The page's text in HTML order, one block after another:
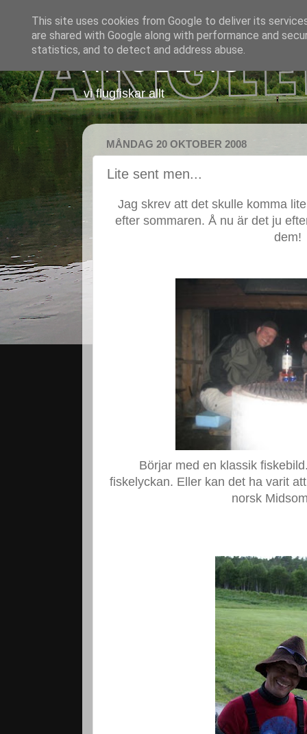
A N G L E R S
vi flugfiskar allt
MÅNDAG 20 OKTOBER 2008
Lite sent men...
Jag skrev att det skulle komma
efter sommaren. Å nu är det ju
dem!
Börjar med en klassik
fiskelyckan. Eller kan det ha varit
norsk
This site uses cookies from Google to deliver its
are shared with Google along with performance and
statistics, and to detect and address abuse.